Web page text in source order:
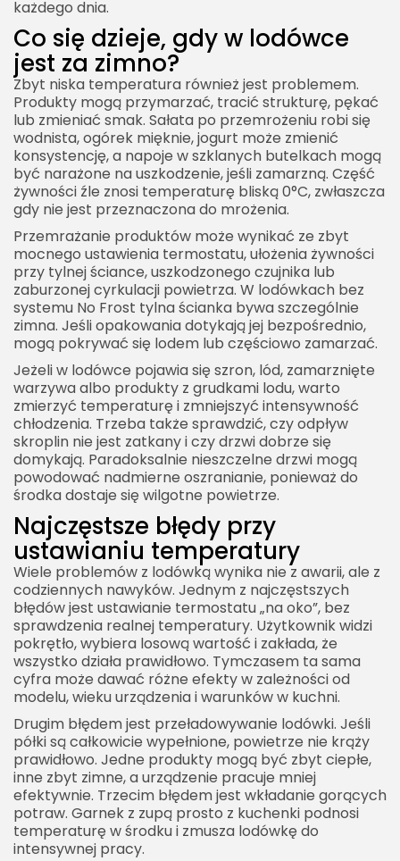
każdego dnia.
Co się dzieje, gdy w lodówce
jest za zimno?
Zbyt niska temperatura również jest problemem.
Produkty mogą przymarzać, tracić strukturę, pękać
lub zmieniać smak. Sałata po przemrożeniu robi się
wodnista, ogórek mięknie, jogurt może zmienić
konsystencję, a napoje w szklanych butelkach mogą
być narażone na uszkodzenie, jeśli zamarzną. Część
żywności źle znosi temperaturę bliską 0°C, zwłaszcza
gdy nie jest przeznaczona do mrożenia.
Przemrażanie produktów może wynikać ze zbyt
mocnego ustawienia termostatu, ułożenia żywności
przy tylnej ściance, uszkodzonego czujnika lub
zaburzonej cyrkulacji powietrza. W lodówkach bez
systemu No Frost tylna ścianka bywa szczególnie
zimna. Jeśli opakowania dotykają jej bezpośrednio,
mogą pokrywać się lodem lub częściowo zamarzać.
Jeżeli w lodówce pojawia się szron, lód, zamarznięte
warzywa albo produkty z grudkami lodu, warto
zmierzyć temperaturę i zmniejszyć intensywność
chłodzenia. Trzeba także sprawdzić, czy odpływ
skroplin nie jest zatkany i czy drzwi dobrze się
domykają. Paradoksalnie nieszczelne drzwi mogą
powodować nadmierne oszranianie, ponieważ do
środka dostaje się wilgotne powietrze.
Najczęstsze błędy przy
ustawianiu temperatury
Wiele problemów z lodówką wynika nie z awarii, ale z
codziennych nawyków. Jednym z najczęstszych
błędów jest ustawianie termostatu „na oko”, bez
sprawdzenia realnej temperatury. Użytkownik widzi
pokrętło, wybiera losową wartość i zakłada, że
wszystko działa prawidłowo. Tymczasem ta sama
cyfra może dawać różne efekty w zależności od
modelu, wieku urządzenia i warunków w kuchni.
Drugim błędem jest przeładowywanie lodówki. Jeśli
półki są całkowicie wypełnione, powietrze nie krąży
prawidłowo. Jedne produkty mogą być zbyt ciepłe,
inne zbyt zimne, a urządzenie pracuje mniej
efektywnie. Trzecim błędem jest wkładanie gorących
potraw. Garnek z zupą prosto z kuchenki podnosi
temperaturę w środku i zmusza lodówkę do
intensywnej pracy.